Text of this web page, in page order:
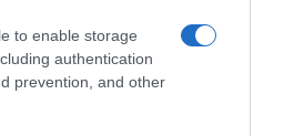
to enable storage
authentication
prevention, and other